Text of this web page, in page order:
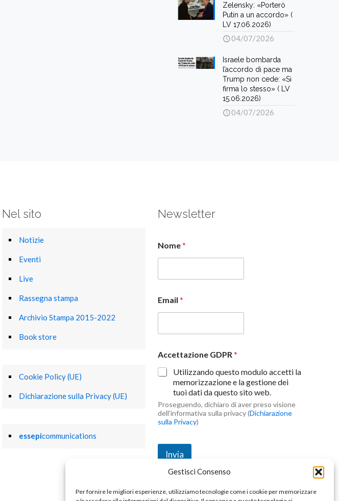
Gestisci Consenso
Per fornire le migliori esperienze, utilizziamo tecnologie come i cookie per memorizzare
Zelensky: «Porterò
Putin a un accordo» (
LV 17.06.2026)
04/07/2026
Israele bombarda
l’accordo di pace ma
Trump non cede: «Si
firma lo stesso» ( LV
15.06.2026)
04/07/2026
Nel sito
Notizie
Eventi
Live
Rassegna stampa
Archivio Stampa 2015-2022
Book store
Cookie Policy (UE)
Dichiarazione sulla Privacy (UE)
essepicommunications
Newsletter
Nome*
Email *
Accettazione GDPR*
Utilizzando questo modulo accetti la
memorizzazione e la gestione dei
tuoi dati da questo sito web.
Proseguendo, dichiaro di aver preso visione
dell'informativa sulla privacy (Dichiarazione
sulla Privacy)
Invia